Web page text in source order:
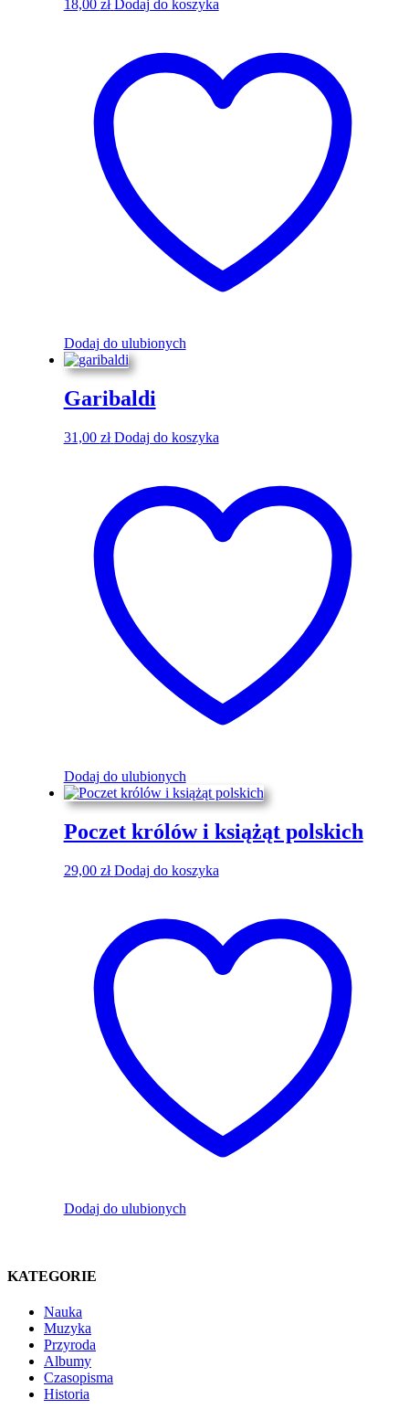
18,00 zł Dodaj do koszyka
Dodaj do ulubionych
Garibaldi
31,00 zł Dodaj do koszyka
Dodaj do ulubionych
Poczet królów i książąt polskich
29,00 zł Dodaj do koszyka
Dodaj do ulubionych
KATEGORIE
Nauka
Muzyka
Przyroda
Albumy
Czasopisma
Historia